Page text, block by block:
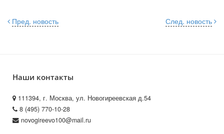
След. новость
Пред. новость
Наши контакты
111394, г. Москва, ул. Новогиреевская д.54
8 (495) 770-10-28
novogireevo100@mail.ru